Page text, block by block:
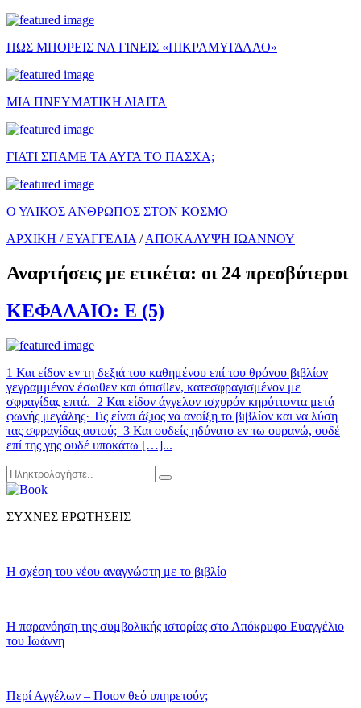
ΠΩΣ ΜΠΟΡΕΙΣ ΝΑ ΓΙΝΕΙΣ «ΠΙΚΡΑΜΥΓΔΑΛΟ»
ΜΙΑ ΠΝΕΥΜΑΤΙΚΗ ΔΙΑΙΤΑ
ΓΙΑΤΙ ΣΠΑΜΕ ΤΑ ΑΥΓΑ ΤΟ ΠΑΣΧΑ;
Ο ΥΛΙΚΟΣ ΑΝΘΡΩΠΟΣ ΣΤΟΝ ΚΟΣΜΟ
ΑΡΧΙΚΗ /ΕΥΑΓΓΕΛΙΑ /ΑΠΟΚΑΛΥΨΗ ΙΩΑΝΝΟΥ
Αναρτήσεις με ετικέτα: οι 24 πρεσβύτεροι
ΚΕΦΑΛΑΙΟ: Ε (5)
1 Και είδον εν τη δεξιά του καθημένου επί του θρόνου βιβλίον
γεγραμμένον έσωθεν και όπισθεν, κατεσφραγισμένον με
σφραγίδας επτά. 2 Και είδον άγγελον ισχυρόν κηρύττοντα μετά
φωνής μεγάλης· Τις είναι άξιος να ανοίξη το βιβλίον και να λύση
τας σφραγίδας αυτού; 3 Και ουδείς ηδύνατο εν τω ουρανώ, ουδέ
επί της γης ουδέ υποκάτω […]...
Search
for:
Αναζήτηση
ΣΥΧΝΕΣ ΕΡΩΤΗΣΕΙΣ
Η σχέση του νέου αναγνώστη με το βιβλίο
Η παρανόηση της συμβολικής ιστορίας στο Απόκρυφο Ευαγγέλιο
του Ιωάννη
Περί Αγγέλων – Ποιον θεό υπηρετούν;